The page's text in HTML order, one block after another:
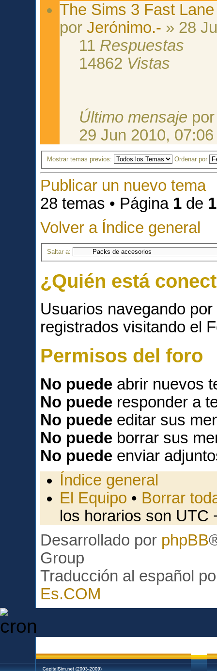
The Sims 3 Fast
porJerónimo.- » 28
11 Respuestas
14862 Vistas
Último mensaje
29 Jun 2010, 07:06
Mostrar temas previos: Ordenar por
Publicar un nuevo tema
28 temas • Página 1 de 1
Volver a Índice general
Saltar a:
¿Quién está
Usuarios navegando
registrados visitando el
Permisos del foro
No puede abrir nuevos
No puede responder a
No puede editar sus
No puede borrar sus
No puede enviar
Índice general
El Equipo • Borrar
los horarios son UTC
Desarrollado por phpBB
Group
Traducción al español
Es.COM